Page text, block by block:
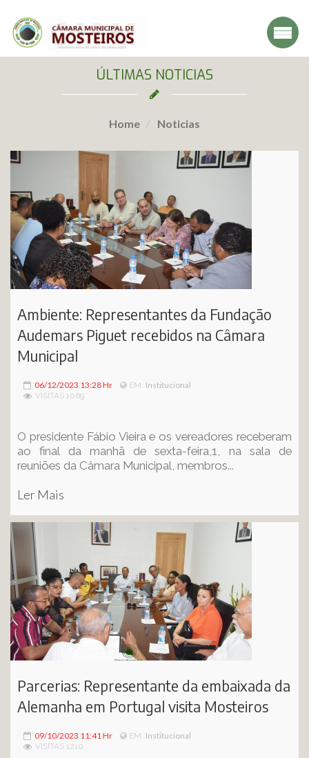
ÚLTIMAS NOTICIAS
Home Noticias
Ambiente: Representantes da Fundação
Audemars Piguet recebidos na Câmara
Municipal
06/12/2023 13:28 Hr EM: Institucional
VISITAS 1069
O presidente Fábio Vieira e os vereadores receberam
ao final da manhã de sexta-feira,1, na sala de
reuniões da Câmara Municipal, membros...
Ler Mais
Parcerias: Representante da embaixada da
Alemanha em Portugal visita Mosteiros
09/10/2023 11:41 Hr EM: Institucional
VISITAS 1210